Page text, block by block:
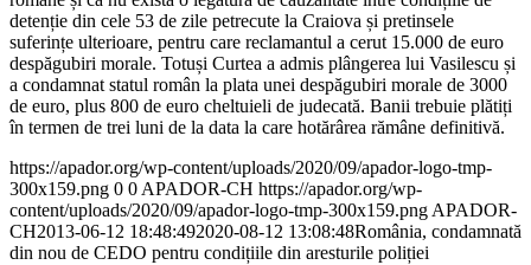
detenție din cele 53 de zile petrecute la Craiova și pretinsele
suferințe ulterioare, pentru care reclamantul a cerut 15.000 de euro
despăgubiri morale. Totuși Curtea a admis plângerea lui Vasilescu și
a condamnat statul român la plata unei despăgubiri morale de 3000
de euro, plus 800 de euro cheltuieli de judecată. Banii trebuie plătiți
în termen de trei luni de la data la care hotărârea rămâne definitivă.
https://apador.org/wp-content/uploads/2020/09/apador-logo-tmp-
300x159.png 0 0APADOR-CH https://apador.org/wp-
content/uploads/2020/09/apador-logo-tmp-300x159.pngAPADOR-
CH2013-06-12 18:48:492020-08-12 13:08:48România, condamnată
din nou de CEDO pentru condițiile din aresturile poliției